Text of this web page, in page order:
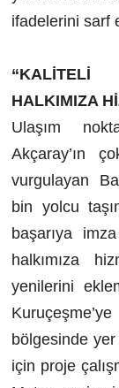
ifadelerini sarf
HALKIMIZA
Ulaşım
Akçaray’ın
vurgulayan
bin yolcu
başarıya
halkımıza
yenilerini
bölgesinde yer
için proje